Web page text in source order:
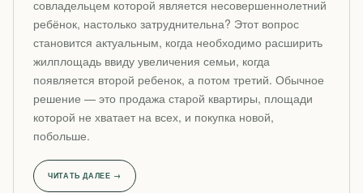
совладельцем которой является несовершеннолетний
ребёнок, настолько затруднительна? Этот вопрос
становится актуальным, когда необходимо расширить
жилплощадь ввиду увеличения семьи, когда
появляется второй ребенок, а потом третий. Обычное
решение — это продажа старой квартиры, площади
которой не хватает на всех, и покупка новой,
побольше.
ЧИТАТЬ ДАЛЕЕ →